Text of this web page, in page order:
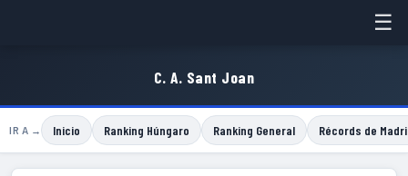
☰
C. A. Sant Joan
IR A → Inicio Ranking Húngaro Ranking General Récords de